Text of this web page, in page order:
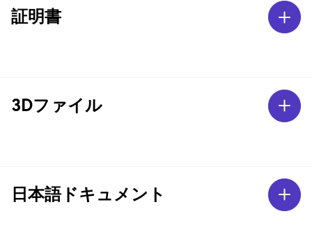
証明書
3Dファイル
日本語ドキュメント